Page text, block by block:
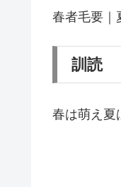
春者毛要｜
訓読
春は萌え夏